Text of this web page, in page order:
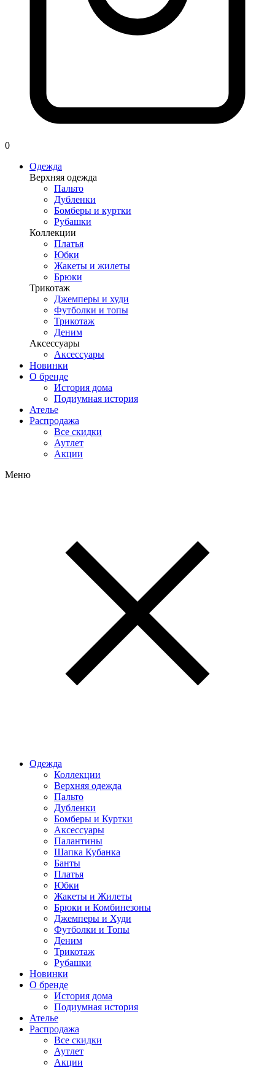
0
Одежда
Верхняя одежда
Пальто
Дубленки
Бомберы и куртки
Рубашки
Коллекции
Платья
Юбки
Жакеты и жилеты
Брюки
Трикотаж
Джемперы и худи
Футболки и топы
Трикотаж
Деним
Аксессуары
Аксессуары
Новинки
О бренде
История дома
Подиумная история
Ателье
Распродажа
Все скидки
Аутлет
Акции
Меню
Одежда
Коллекции
Верхняя одежда
Пальто
Дубленки
Бомберы и Куртки
Аксессуары
Палантины
Шапка Кубанка
Банты
Платья
Юбки
Жакеты и Жилеты
Брюки и Комбинезоны
Джемперы и Худи
Футболки и Топы
Деним
Трикотаж
Рубашки
Новинки
О бренде
История дома
Подиумная история
Ателье
Распродажа
Все скидки
Аутлет
Акции